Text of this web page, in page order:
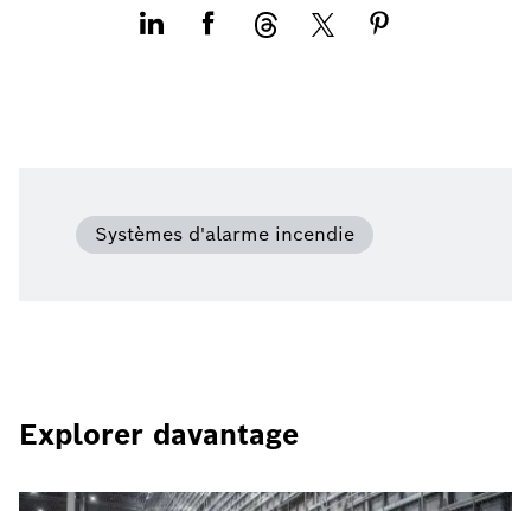
Systèmes d'alarme incendie
Explorer davantage